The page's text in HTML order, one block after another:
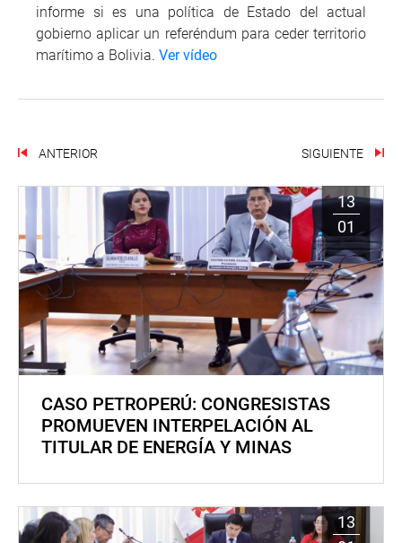
informe si es una política de Estado del actual
gobierno aplicar un referéndum para ceder territorio
marítimo a Bolivia. Ver vídeo
ANTERIOR SIGUIENTE
13
01
CASO PETROPERÚ: CONGRESISTAS
PROMUEVEN INTERPELACIÓN AL
TITULAR DE ENERGÍA Y MINAS
13